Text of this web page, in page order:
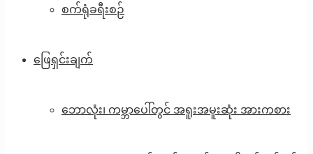
စက်ရုံခရီးစဉ်
ဖြေရှင်းချက်
ဘောလုံး၊ ကမ္ဘာပေါ်တွင် အရူးအမူးဆုံး အားကစား